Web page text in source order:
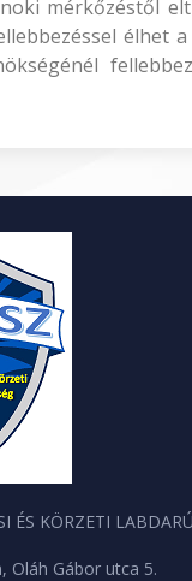
mérkőzéstől
élhet
ÉS KÖRZETI
Oláh Gábor utca 5.